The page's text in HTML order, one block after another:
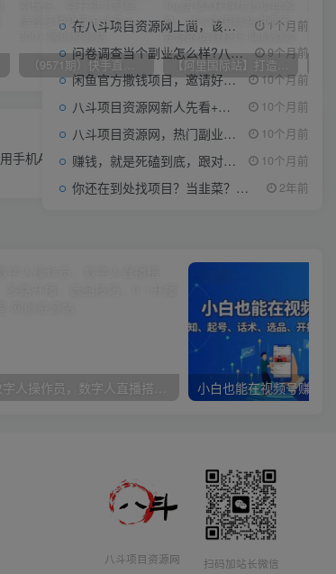
（9571期）快手直播短剧玩法，强开磁力聚星，结合多种变现方式日入600+
下一篇
用手机AI玩百家号，一键去重+原创，简单复制批量操作
在八斗项目资源网上面，该看什么类型的赚钱项目 1个月前
问卷调查当个副业怎么样?八斗告诉你 9个月前
闲鱼官方撒钱项目，邀请好友领现金，单价1-8元，0成本可以当个小副业 10个月前
八斗项目资源网新人先看+领取【0撸小项目+互联网工具箱】 10个月前
八斗项目资源网，热门副业项目任你选，每日持续更新 10个月前
赚钱，就是死磕到底，跟对人做对事。 10个月前
你还在到处找项目？当韭菜？我靠项目资源网也能月如过万。 2年前
八斗项目资源网 扫码加站长微信